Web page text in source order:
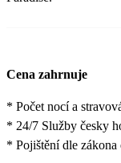
Cena zahrnuje
* Počet nocí a
* 24/7 Služby česky
* Pojištění dle zákona